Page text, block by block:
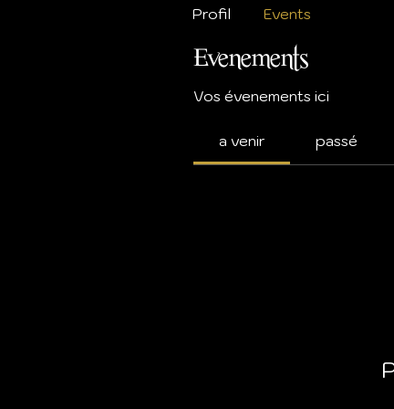
Evenements
Vos évenements ici
a venir passé
Profil Events